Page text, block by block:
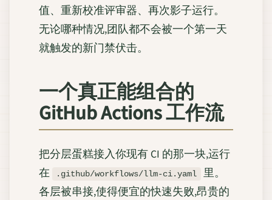
值、重新校准评审器、再次影子运行。
无论哪种情况,团队都不会被一个第一天
就触发的新门禁伏击。
一个真正能组合的
GitHub Actions 工作流
把分层蛋糕接入你现有 CI 的那一块,运行
在
.github/workflows/llm-ci.yaml
里。
各层被串接,使得便宜的快速失败,昂贵的